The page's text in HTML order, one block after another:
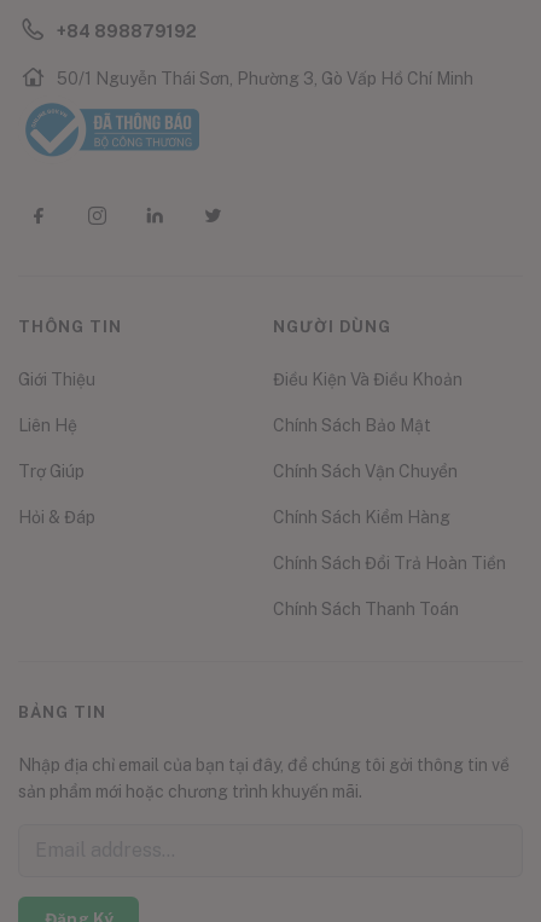
+84 898879192
50/1 Nguyễn Thái Sơn, Phường 3, Gò Vấp Hồ Chí Minh
THÔNG TIN
Giới Thiệu
Liên Hệ
Trợ Giúp
Hỏi & Đáp
NGƯỜI DÙNG
Điều Kiện Và Điều Khoản
Chính Sách Bảo Mật
Chính Sách Vận Chuyển
Chính Sách Kiểm Hàng
Chính Sách Đổi Trả Hoàn Tiền
Chính Sách Thanh Toán
BẢNG TIN
Nhập địa chỉ email của bạn tại đây, để chúng tôi gởi thông tin về
sản phẩm mới hoặc chương trình khuyến mãi.